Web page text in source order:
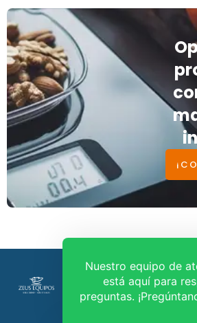
Política de
tratamiento
Nuestro equipo de
está aquí para
preguntas.